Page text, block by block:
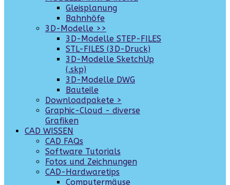
Gleisplanung
Bahnhöfe
3D-Modelle >>
3D-Modelle STEP-FILES
STL-FILES (3D-Druck)
3D-Modelle SketchUp
(.skp)
3D-Modelle DWG
Bauteile
Downloadpakete >
Graphic-Cloud - diverse
Grafiken
CAD WISSEN
CAD FAQs
Software Tutorials
Fotos und Zeichnungen
CAD-Hardwaretips
Computermäuse